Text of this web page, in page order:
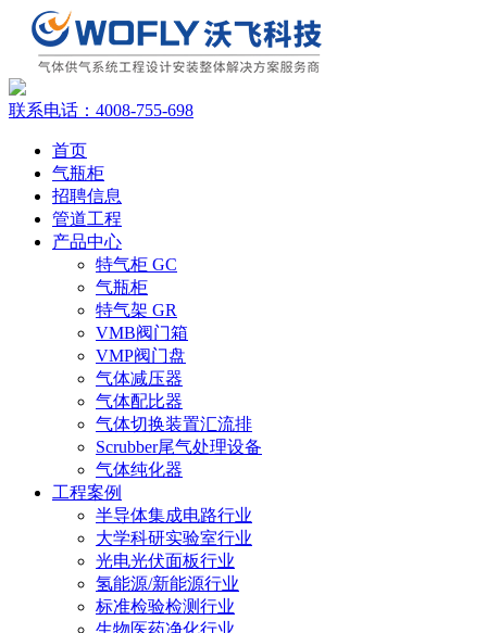
联系电话： 4008-755-698
首页
气瓶柜
招聘信息
管道工程
产品中心
特气柜 GC
气瓶柜
特气架 GR
VMB阀门箱
VMP阀门盘
气体减压器
气体配比器
气体切换装置汇流排
Scrubber尾气处理设备
气体纯化器
工程案例
半导体集成电路行业
大学科研实验室行业
光电光伏面板行业
氢能源/新能源行业
标准检验检测行业
生物医药净化行业